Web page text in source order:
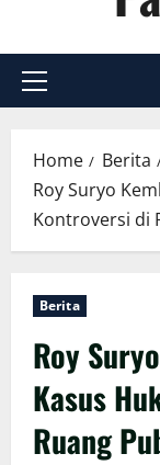
Primary
Home
Berita
Roy Suryo
Kontroversi di
Berita
Roy
Kasus
Ruang